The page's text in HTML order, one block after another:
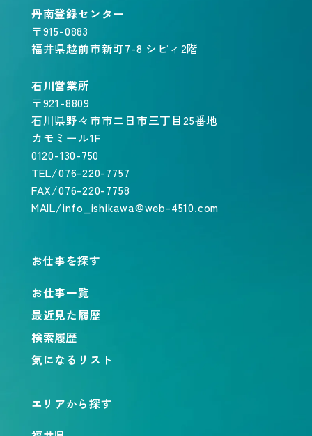
丹南登録センター
〒915-0883
福井県越前市新町7-8 シピィ2階
石川営業所
〒921-8809
石川県野々市市二日市三丁目25番地
カモミール1F
0120-130-750
TEL/076-220-7757
FAX/076-220-7758
MAIL/info_ishikawa@web-4510.com
お仕事を探す
お仕事一覧
最近見た履歴
検索履歴
気になるリスト
エリアから探す